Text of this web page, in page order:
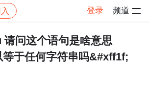
登录 频道
帖子详情
问这个语句是啥意思
于任何字符串吗&#xff1f;